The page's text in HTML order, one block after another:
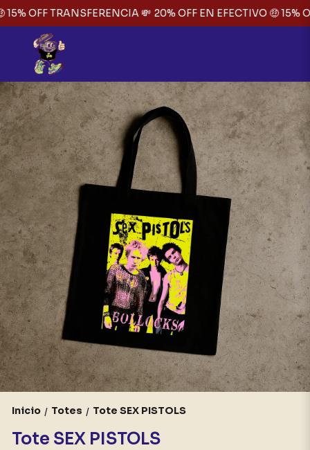
OFF TRANSFERENCIA 💸 20% OFF EN EFECTIVO 🤑 15%
Inicio / Totes / Tote SEX PISTOLS
Tote SEX PISTOLS